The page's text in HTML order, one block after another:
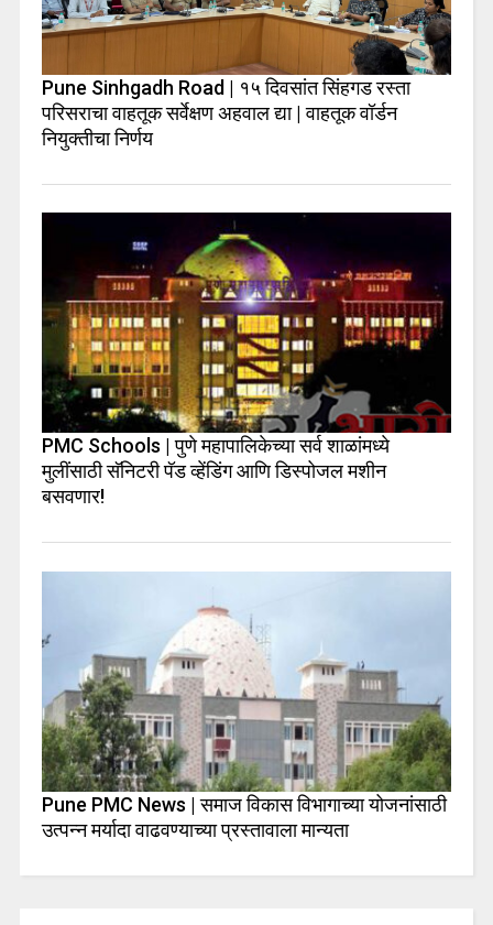
Pune Sinhgadh Road | १५ दिवसांत सिंहगड रस्ता
परिसराचा वाहतूक सर्वेक्षण अहवाल द्या | वाहतूक वॉर्डन
नियुक्तीचा निर्णय
PMC Schools | पुणे महापालिकेच्या सर्व शाळांमध्ये
मुलींसाठी सॅनिटरी पॅड व्हेंडिंग आणि डिस्पोजल मशीन
बसवणार!
Pune PMC News | समाज विकास विभागाच्या योजनांसाठी
उत्पन्न मर्यादा वाढवण्याच्या प्रस्तावाला मान्यता